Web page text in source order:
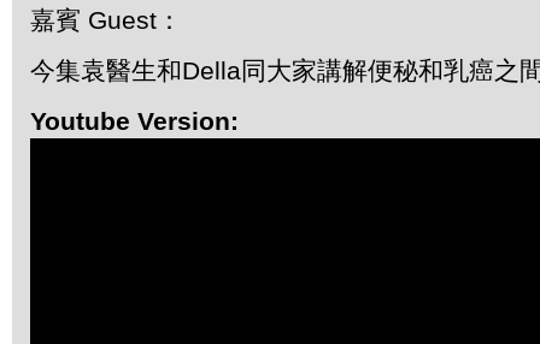
嘉賓 Guest：
今集袁醫生和Della同大家講解便秘和乳癌之
Youtube Version: